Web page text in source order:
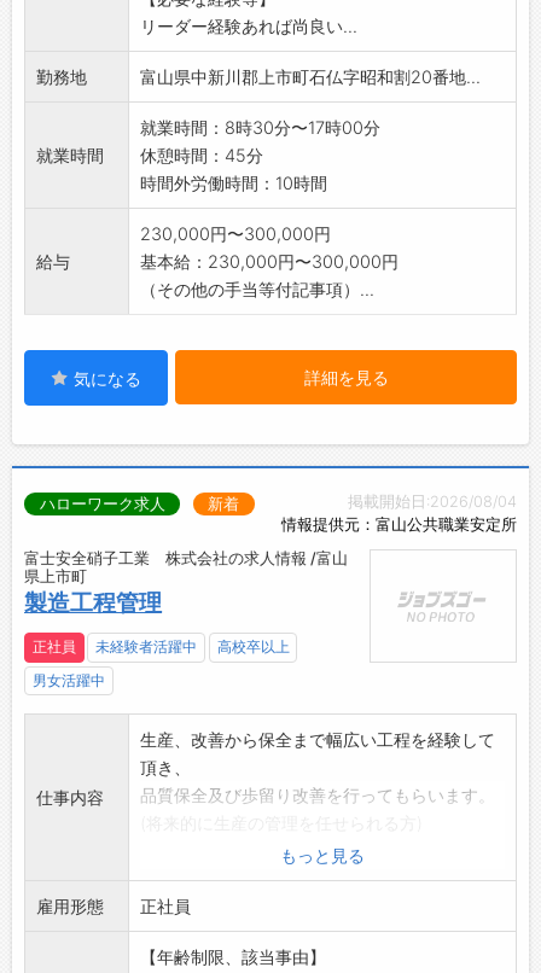
リーダー経験あれば尚良い...
勤務地 富山県中新川郡上市町石仏字昭和割20番地...
就業時間
就業時間：8時30分〜17時00分
休憩時間：45分
時間外労働時間：10時間
給与
230,000円〜300,000円
基本給：230,000円〜300,000円
（その他の手当等付記事項）...
気になる 詳細を見る
掲載開始日:2026/08/04
情報提供元：富山公共職業安定所
ハローワーク求人 新着
富士安全硝子工業 株式会社の求人情報 /富山
県上市町
製造工程管理
正社員 未経験者活躍中
高校卒以上
男女活躍中
仕事内容
生産、改善から保全まで幅広い工程を経験して
頂き、
品質保全及び歩留り改善を行ってもらいます。
(品質、合理化に対する高い意識のある方を求
む)
【変更の範囲:会社の定める業務】
もっと見る
雇用形態 正社員
【年齢制限、該当事由】